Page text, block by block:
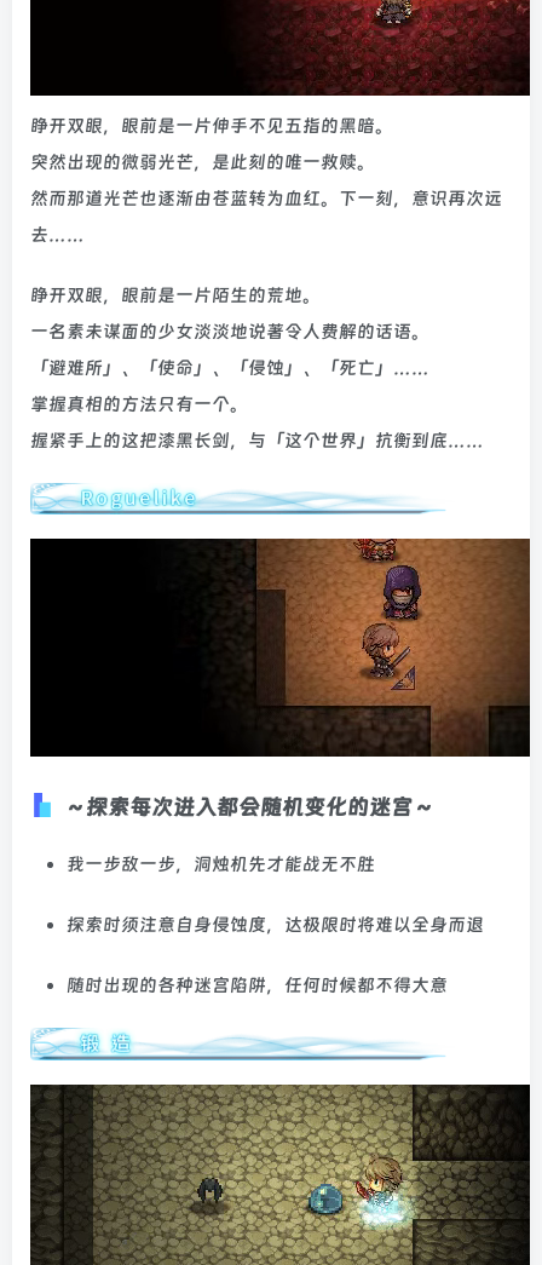
睁开双眼，眼前是一片伸手不见五指的黑暗。
突然出现的微弱光芒，是此刻的唯一救赎。
然而那道光芒也逐渐由苍蓝转为血红。下一刻，意识再次远
去……
睁开双眼，眼前是一片陌生的荒地。
一名素未谋面的少女淡淡地说著令人费解的话语。
「避难所」、「使命」、「侵蚀」、「死亡」……
掌握真相的方法只有一个。
握紧手上的这把漆黑长剑，与「这个世界」抗衡到底……
～探索每次进入都会随机变化的迷宫～
我一步敌一步，洞烛机先才能战无不胜
探索时须注意自身侵蚀度，达极限时将难以全身而退
随时出现的各种迷宫陷阱，任何时候都不得大意